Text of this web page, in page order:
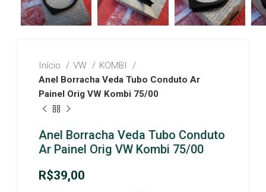
Início VW
KOMBI
Anel Borracha Veda Tubo Conduto Ar
Painel Orig VW Kombi 75/00
Anel Borracha Veda Tubo Conduto
Ar Painel Orig VW Kombi 75/00
R$39,00